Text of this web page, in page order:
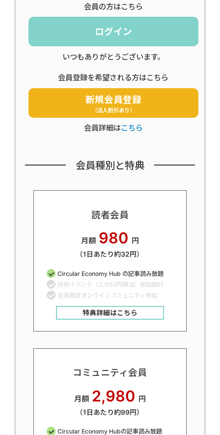
会員の方はこちら
ログイン
いつもありがとうございます。
会員登録を希望される方はこちら
新規会員登録
（法人割引あり）
会員詳細はこちら
会員種別と特典
読者会員
月額 980 円
（1日あたり約32円）
Circular Economy Hub の記事読み放題
月例イベント（2,000円相当）参加無料
会員限定オンラインコミュニティ参加
特典詳細はこちら
コミュニティ会員
月額 2,980 円
（1日あたり約99円）
Circular Economy Hubの記事読み放題